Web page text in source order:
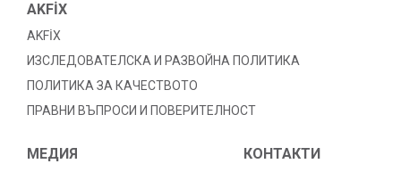
AKFİX
AKFİX
ИЗСЛЕДОВАТЕЛСКА И РАЗВОЙНА ПОЛИТИКА
ПОЛИТИКА ЗА КАЧЕСТВОТО
ПРАВНИ ВЪПРОСИ И ПОВЕРИТЕЛНОСТ
МЕДИЯ КОНТАКТИ